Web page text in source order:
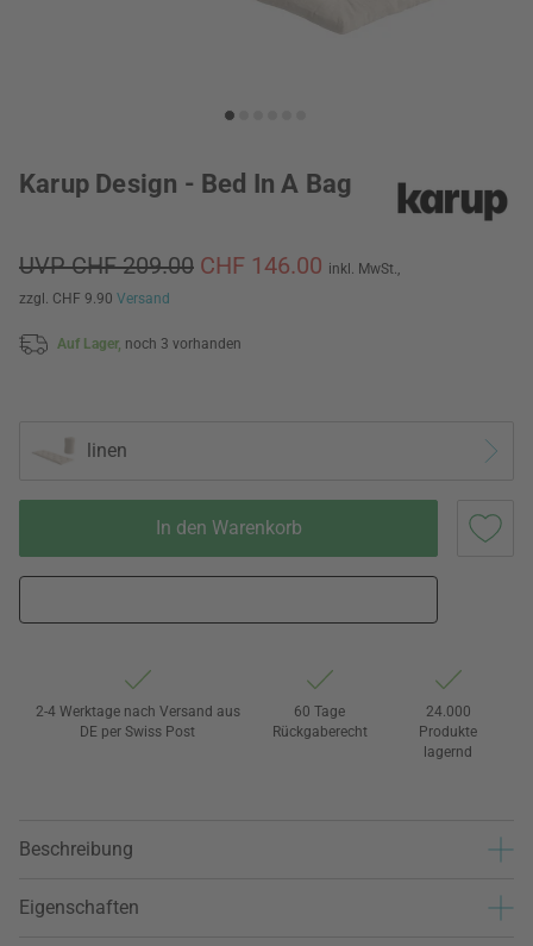
Karup Design - Bed In A Bag
UVP CHF 209.00 CHF 146.00 inkl. MwSt.,
zzgl. CHF 9.90 Versand
Auf Lager, noch 3 vorhanden
linen
In den Warenkorb
2-4 Werktage nach Versand aus
DE per Swiss Post
60 Tage
Rückgaberecht
24.000
Produkte
lagernd
Beschreibung
Eigenschaften